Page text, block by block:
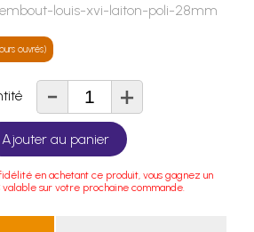
embout-louis-xvi-laiton-poli-28mm
ouvrés)
- +
Ajouter au panier
en achetant ce produit, vous gagnez un
valable sur votre prochaine commande.